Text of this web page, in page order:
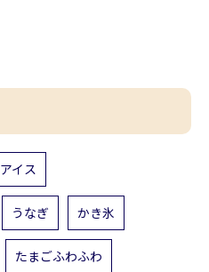
アイス
うなぎ かき氷
たまごふわふわ